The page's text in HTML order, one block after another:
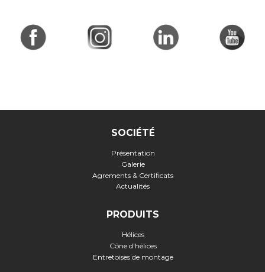
SOCIÉTÉ
Présentation
Galerie
Agrements & Certificats
Actualités
PRODUITS
Hélices
Cône d'hélices
Entretoises de montage